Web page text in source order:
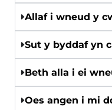
Allaf i wneud y
Sut y byddaf yn
Beth alla i ei
Oes angen i mi